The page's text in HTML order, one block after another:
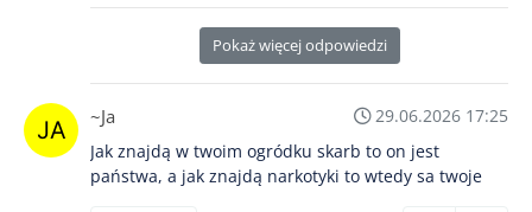
Pokaż więcej odpowiedzi
~Ja
29.06.2026 17:25
Jak znajdą w twoim ogródku skarb to on jest
państwa, a jak znajdą narkotyki to wtedy sa twoje